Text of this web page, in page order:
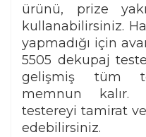
ürünü, prize
kullanabilirsiniz.
yapmadığı için
5505 dekupaj
gelişmiş tüm
memnun
testereyi tamirat
edebilirsiniz.